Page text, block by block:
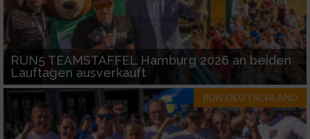
RUN5 TEAMSTAFFEL Hamburg 2026 an beiden
Lauftagen ausverkauft
RUN-DEUTSCHLAND
Verwendung reduzierter Daten zur Auswahl
von Inhalten
IAB-Besonderheiten:
Verwendung genauer Standortdaten
Geräte anhand von aktiv angeforderten
Informationen identifizieren